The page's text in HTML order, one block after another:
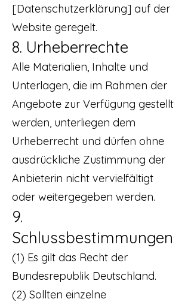
[Datenschutzerklärung] auf der
Website geregelt.
8. Urheberrechte
Alle Materialien, Inhalte und
Unterlagen, die im Rahmen der
Angebote zur Verfügung gestellt
werden, unterliegen dem
Urheberrecht und dürfen ohne
ausdrückliche Zustimmung der
Anbieterin nicht vervielfältigt
oder weitergegeben werden.
9.
Schlussbestimmungen
(1) Es gilt das Recht der
Bundesrepublik Deutschland.
(2) Sollten einzelne